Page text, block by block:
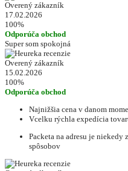
Overený zákazník
17.02.2026
100%
Odporúča obchod
Super som spokojná
Overený zákazník
15.02.2026
100%
Odporúča obchod
Najnižšia cena v danom
Vcelku rýchla expedícia
Packeta na adresu je
spôsobov